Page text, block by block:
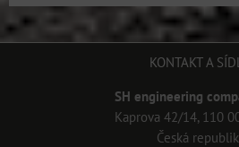
KONTAKT A
SH engineering
Kaprova 42/14, 110
Česká